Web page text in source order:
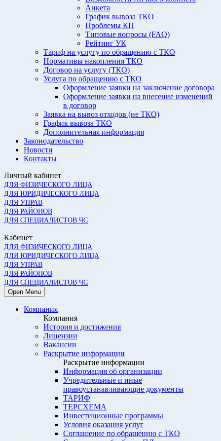
Анкета
График вывоза ТКО
Проблемы КП
Типовые вопросы (FAQ)
Рейтинг УК
Тариф на услугу по обращению с ТКО
Нормативы накопления ТКО
Договор на услугу (ТКО)
Услуга по обращению с ТКО
Оформление заявки на заключение договора
Оформление заявки на внесение изменений
в договор
Заявка на вывоз отходов (не ТКО)
График вывоза ТКО
Дополнительная информация
Законодательство
Новости
Контакты
Личный кабинет
ДЛЯ ФИЗИЧЕСКОГО ЛИЦА
ДЛЯ ЮРИДИЧЕСКОГО ЛИЦА
ДЛЯ УПРАВ
ДЛЯ РАЙОНОВ
ДЛЯ СПЕЦИАЛИСТОВ ЧС
Кабинет
ДЛЯ ФИЗИЧЕСКОГО ЛИЦА
ДЛЯ ЮРИДИЧЕСКОГО ЛИЦА
ДЛЯ УПРАВ
ДЛЯ РАЙОНОВ
ДЛЯ СПЕЦИАЛИСТОВ ЧС
Open Menu
Компания
Компания
История и достижения
Лицензии
Вакансии
Раскрытие информации
Раскрытие информации
Информация об организации
Учредительные и иные
правоустанавливающие документы
ТАРИФ
ТЕРСХЕМА
Инвестиционные программы
Условия оказания услуг
Соглашение по обращению с ТКО